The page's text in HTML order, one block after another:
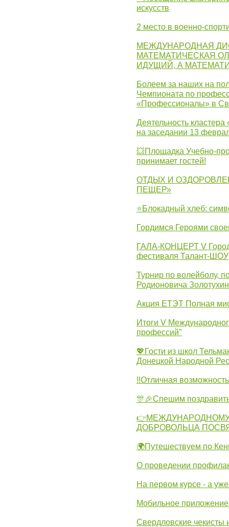
искусств
2 место в военно-
МЕЖДУНАРОДНАЯ
МАТЕМАТИЧЕСКАЯ
ИДУЩИЙ, А
Болеем за наших на
Чемпионата по
«Профессионалы» в
Деятельность
на заседании 13
💥Площадка Учебно-
принимает гостей!
ОТДЫХ И
ПЕЩЕР»
⭐Блокадный хлеб:
Гордимся Героями
ГАЛА-КОНЦЕРТ V
фестиваля Талант-ШОУ
Турнир по волейболу,
Родионовича
Акция ЕТЭТ Полная
Итоги V
профессий"
💖Гости из школ
Донецкой Народной
‼Отличная
🎊🎉Спешим
ДОБРОВОЛЬЦА
🌍Путешествуем по
О проведении
На первом курсе - а
Мобильное
Свердловские